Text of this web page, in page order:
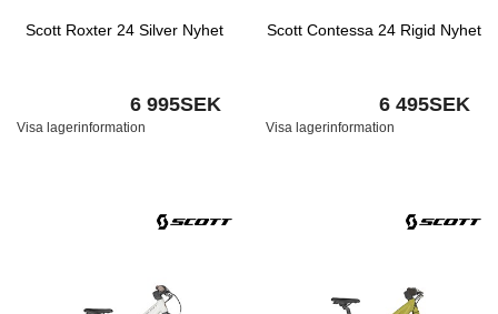
Scott Roxter 24 Silver Nyhet
6 995SEK
Visa lagerinformation
Scott Contessa 24 Rigid Nyhet
6 495SEK
Visa lagerinformation